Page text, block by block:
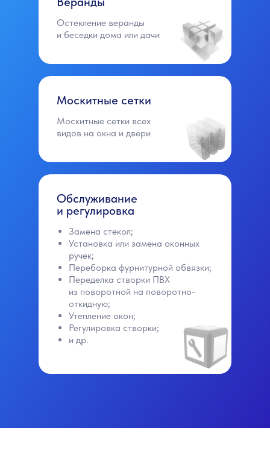
Остекление веранды
и беседки дома или дачи
Обслуживание
и регулировка
Замена стекол;
Установка или замена оконных
ручек;
Переборка фурнитурной обвязки;
Переделка створки ПВХ
из поворотной на поворотно-
откидную;
Утепление окон;
Регулировка створки;
и др.
Москитные сетки
Москитные сетки всех
видов на окна и двери